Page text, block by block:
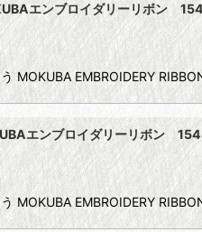
エンブロイダリーリボン
う MOKUBA
エンブロイダリーリボン
う MOKUBA EMBROIDERY